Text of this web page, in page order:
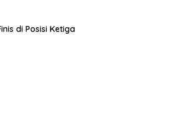
di Posisi Ketiga